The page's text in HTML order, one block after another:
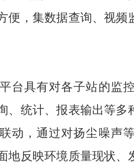
便，集数据查询、视频
台具有对各子站的监
、统计、报表输出等多
动，通过对扬尘噪声
地反映环境质量现状、